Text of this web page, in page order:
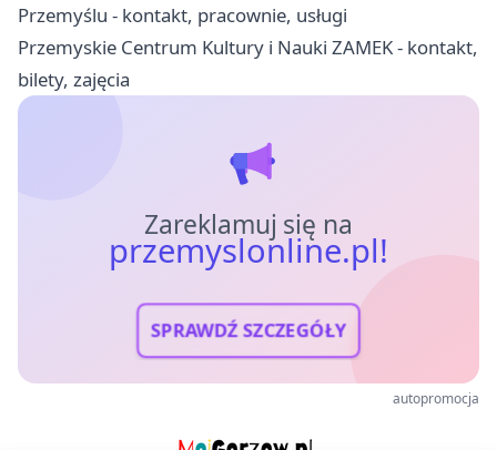
Przemyślu - kontakt, pracownie, usługi
Przemyskie Centrum Kultury i Nauki ZAMEK - kontakt,
bilety, zajęcia
Zareklamuj się na
przemyslonline.pl!
SPRAWDŹ SZCZEGÓŁY
autopromocja